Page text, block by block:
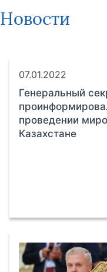
Новости
07.01.2022
Генеральный
проведении
Казахстане